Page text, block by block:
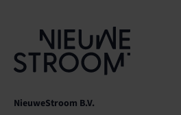
NieuweStroom B.V.